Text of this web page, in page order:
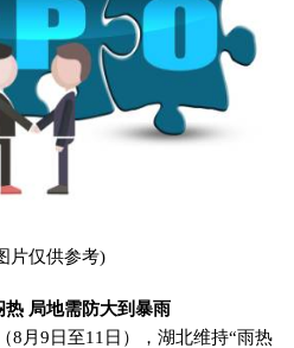
片仅供参考)
局地需防大到暴雨
8月9日至11日），湖北维持“雨热